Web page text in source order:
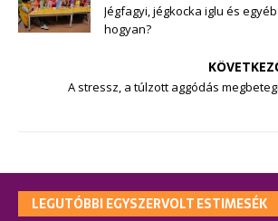
Jégfagyi, jégkocka iglu és
hogyan?
A stressz, a túlzott aggódás
LEGUTÓBBI EGYSZERVOLT ESTIMESÉK